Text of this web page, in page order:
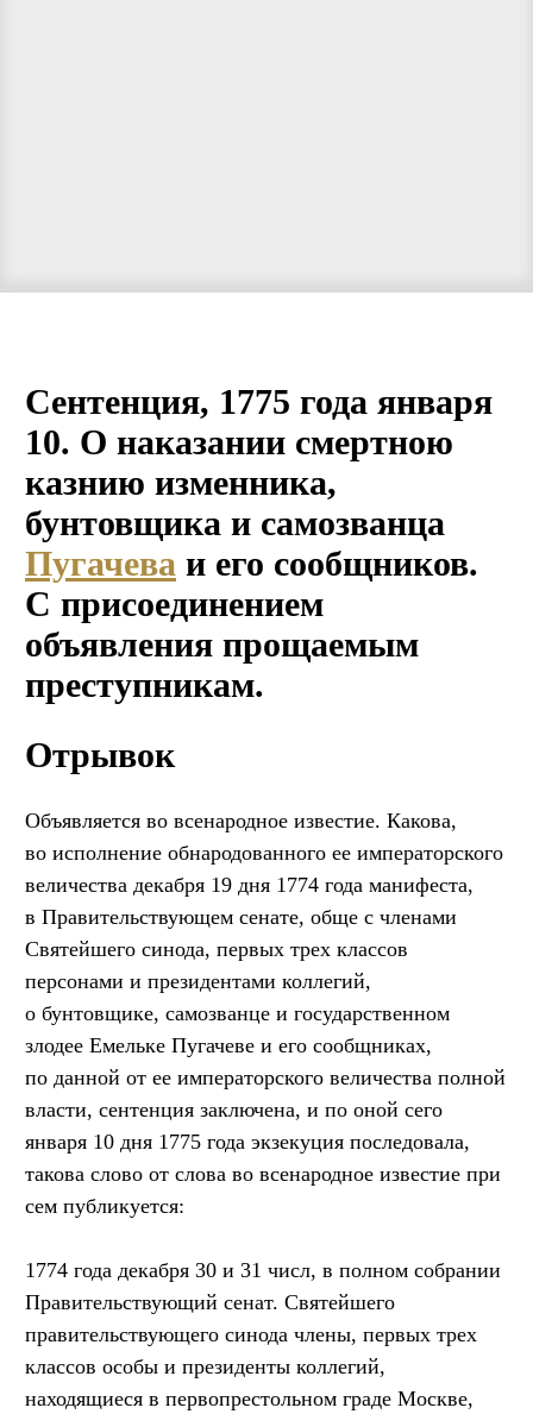
Сентенция, 1775 года января
10. О наказании смертною
казнию изменника,
бунтовщика и самозванца
Пугачева и его сообщников.
С присоединением
объявления прощаемым
преступникам.
Отрывок
Объявляется во всенародное известие. Какова,
во исполнение обнародованного ее императорского
величества декабря 19 дня 1774 года манифеста,
в Правительствующем сенате, обще с членами
Святейшего синода, первых трех классов
персонами и президентами коллегий,
о бунтовщике, самозванце и государственном
злодее Емельке Пугачеве и его сообщниках,
по данной от ее императорского величества полной
власти, сентенция заключена, и по оной сего
января 10 дня 1775 года экзекуция последовала,
такова слово от слова во всенародное известие при
сем публикуется:
1774 года декабря 30 и 31 числ, в полном собрании
Правительствующий сенат. Святейшего
правительствующего синода члены, первых трех
классов особы и президенты коллегий,
находящиеся в первопрестольном граде Москве,